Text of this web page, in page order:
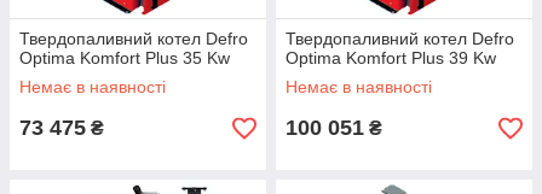
Твердопаливний котел Defro
Optima Komfort Plus 35 Kw
Немає в наявності
73 475 ₴
Твердопаливний котел Defro
Optima Komfort Plus 39 Kw
Немає в наявності
100 051 ₴